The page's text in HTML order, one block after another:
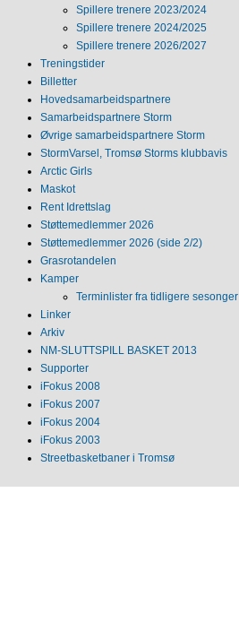
Spillere trenere 2023/2024
Spillere trenere 2024/2025
Spillere trenere 2026/2027
Treningstider
Billetter
Hovedsamarbeidspartnere
Samarbeidspartnere Storm
Øvrige samarbeidspartnere Storm
StormVarsel, Tromsø Storms klubbavis
Arctic Girls
Maskot
Rent Idrettslag
Støttemedlemmer 2026
Støttemedlemmer 2026 (side 2/2)
Grasrotandelen
Kamper
Terminlister fra tidligere sesonger
Linker
Arkiv
NM‐SLUTTSPILL BASKET 2013
Supporter
iFokus 2008
iFokus 2007
iFokus 2004
iFokus 2003
Streetbasketbaner i Tromsø